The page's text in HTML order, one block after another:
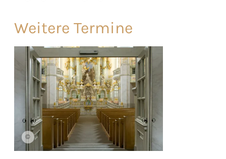
Weitere Termine
©